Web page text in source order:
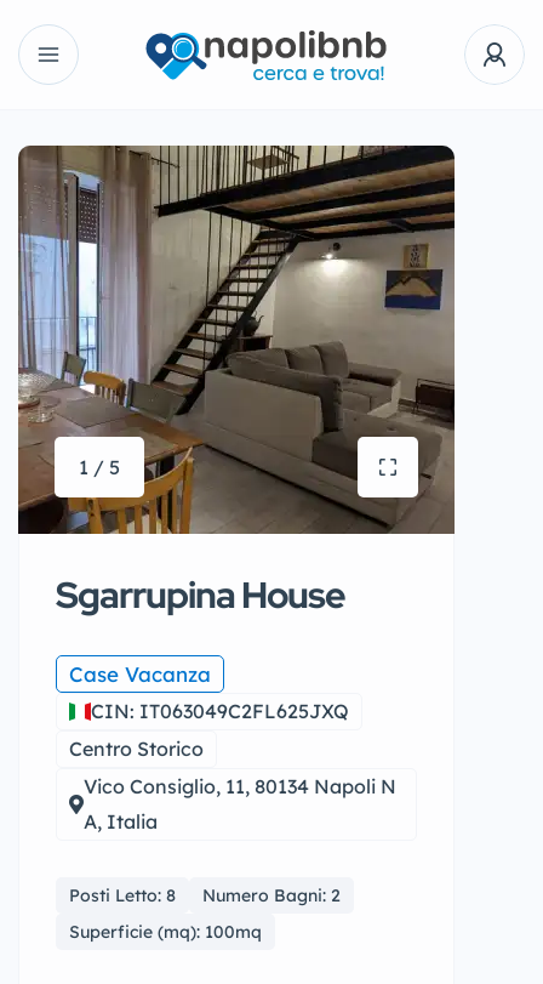
1 / 5
Sgarrupina House
Case Vacanza
CIN: IT063049C2FL625JXQ
Centro Storico
Vico Consiglio, 11, 80134 Napoli N
A, Italia
Posti Letto: 8
Numero Bagni: 2
Superficie (mq): 100mq